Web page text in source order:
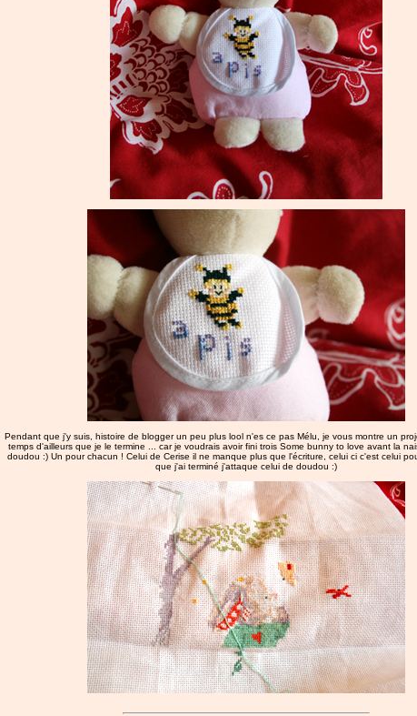
Pendant que j'y suis, histoire de blogger un peu plus lool n'es ce pas Mélu, je vous montre un
temps d'ailleurs que je le termine ... car je voudrais avoir fini trois Some bunny to love avant la
doudou :) Un pour chacun ! Celui de Cerise il ne manque plus que l'écriture, celui ci c'est celui
que j'ai terminé j'attaque celui de doudou :)